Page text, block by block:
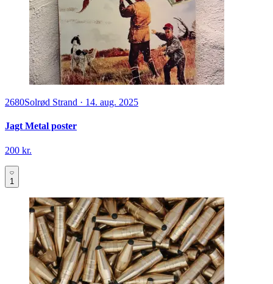
2680Solrød Strand · 14. aug. 2025
Jagt Metal poster
200 kr.
1